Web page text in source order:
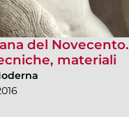
del Novecento.
materiali